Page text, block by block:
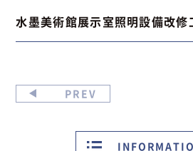
お問い合わせ 076-441-3201
水墨美術館展示室照明設備改修
PREV